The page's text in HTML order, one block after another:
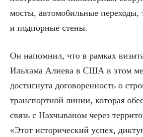
мосты, автомобильные переходы,
и подпорные стены.
Он напомнил, что в рамках
Ильхама Алиева в США в этом
достигнута договоренность о
транспортной линии, которая
связь с Нахчываном через
«Этот исторический успех,